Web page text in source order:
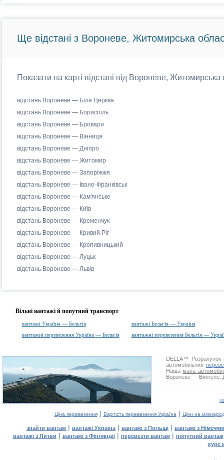
Ще відстані з Вороневе, Житомирська
Показати на карті відстані від Вороневе,
відстань Вороневе — Біла Церква
відстань Вороневе — Бориспіль
відстань Вороневе — Бровари
відстань Вороневе — Вінниця
відстань Вороневе — Дніпро
відстань Вороневе — Житомир
відстань Вороневе — Запоріжжя
відстань Вороневе — Івано-Франківськ
відстань Вороневе — Кам'янське
відстань Вороневе — Київ
відстань Вороневе — Кременчук
відстань Вороневе — Кривий Ріг
відстань Вороневе — Кропивницький
відстань Вороневе — Луцьк
відстань Вороневе — Львів
Вільні вантажі й попутний транспорт
вантажі Україна — Бельгія
вантажі Бельгія — Україна
вантажні перевезення Україна — Бельгія
вантажні перевезення Бельгія —
DELLA™
Розрахунок
автомобільних
Нашамапа
Вороневе — Вингене.
Ціна перевезення| Вартість перевезення Україна | Ціни на
знайти вантаж | вантажі Україна | вантажі з Польщі | вантажі з
вантажі з Литви | вантажі з Фінляндії| перевезти вантаж| попутний вантаж
курс